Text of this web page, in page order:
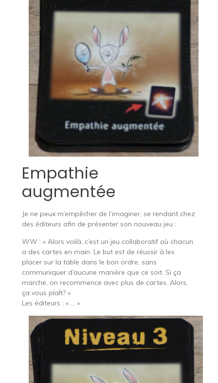
Empathie
augmentée
Je ne peux m’empêcher de l’imaginer, se rendant chez
des éditeurs afin de présenter son nouveau jeu :
WW : « Alors voilà, c’est un jeu collaboratif où chacun
a des cartes en main. Le but est de réussir à les
placer sur la table dans le bon ordre, sans
communiquer d’aucune manière que ce soit. Si ça
marche, on recommence avec plus de cartes. Alors,
ça vous plaît? »
Les éditeurs : « … »